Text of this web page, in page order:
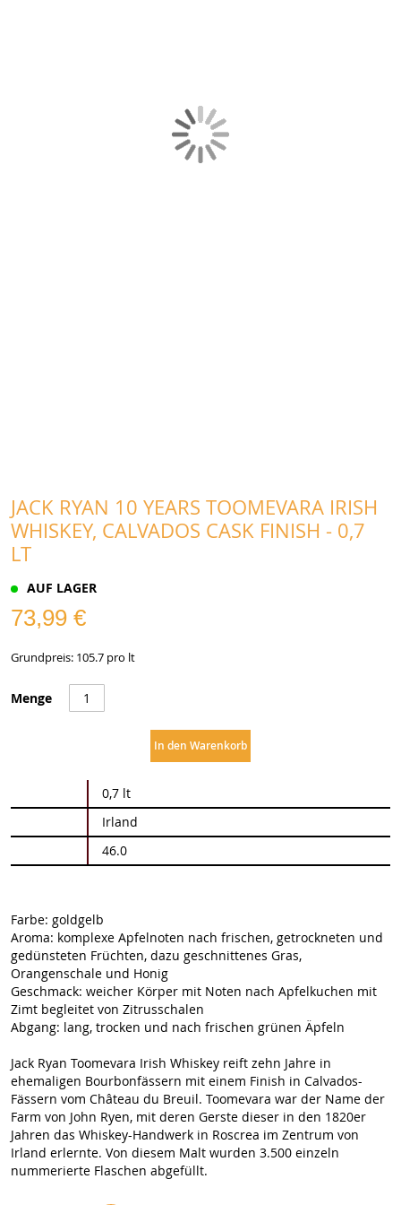
JACK RYAN 10 YEARS TOOMEVARA IRISH
WHISKEY, CALVADOS CASK FINISH - 0,7
LT
AUF LAGER
73,99 €
Grundpreis: 105.7 pro lt
Menge
In den Warenkorb
Informationen
0,7 lt
Irland
46.0
Farbe: goldgelb
Aroma: komplexe Apfelnoten nach frischen, getrockneten und
gedünsteten Früchten, dazu geschnittenes Gras,
Orangenschale und Honig
Geschmack: weicher Körper mit Noten nach Apfelkuchen mit
Zimt begleitet von Zitrusschalen
Abgang: lang, trocken und nach frischen grünen Äpfeln
Jack Ryan Toomevara Irish Whiskey reift zehn Jahre in
ehemaligen Bourbonfässern mit einem Finish in Calvados-
Fässern vom Château du Breuil. Toomevara war der Name der
Farm von John Ryen, mit deren Gerste dieser in den 1820er
Jahren das Whiskey-Handwerk in Roscrea im Zentrum von
Irland erlernte. Von diesem Malt wurden 3.500 einzeln
nummerierte Flaschen abgefüllt.